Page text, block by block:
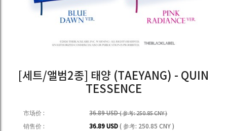
[세트/앨범2종] 태양 (TAEYANG) - QUIN
TESSENCE
市场价 : 36.89 USD( 参考: 250.85 CNY )
销售价 : 36.89 USD( 参考: 250.85 CNY )